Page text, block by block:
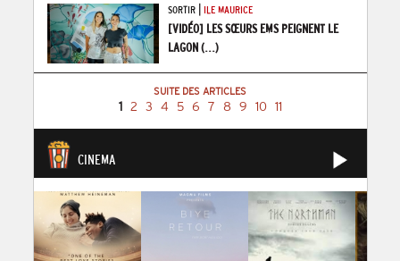
SORTIR| ILE MAURICE
[VIDÉO] LES SŒURS EMS PEIGNENT LE
LAGON(...)
SUITE DES ARTICLES
1 2 3 4 5 6 7 8 9 10 11
CINEMA